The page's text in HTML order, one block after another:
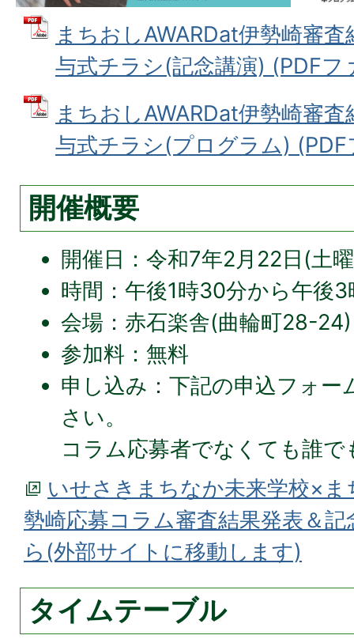
まちおしAWARDat伊勢崎審
与式チラシ(記念講演) (PDFフ
まちおしAWARDat伊勢崎審
与式チラシ(プログラム)
開催概要
開催日：令和7年2月22日(土
時間：午後1時30分から午後
会場：赤石楽舎(曲輪町28-24)
参加料：無料
申し込み：下記の申込フォ
さい。
コラム応募者でなくても誰
いせさきまちなか未来学校×
勢崎応募コラム審査結果発表＆
ら(外部サイトに移動します)
タイムテーブル